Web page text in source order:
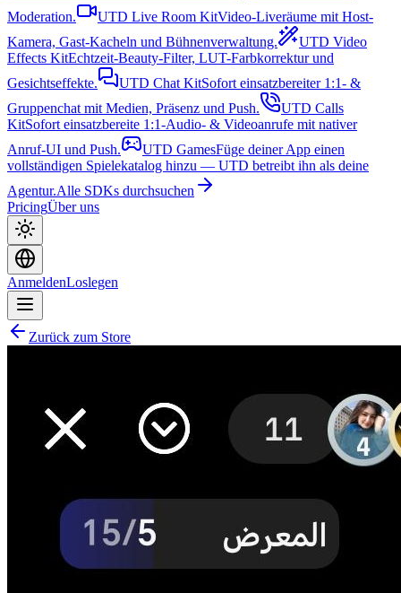
Moderation.
UTD Live Room KitVideo-Liveräume mit Host-
Kamera, Gast-Kacheln und Bühnenverwaltung.
UTD Video
Effects KitEchtzeit-Beauty-Filter, LUT-Farbkorrektur und
Gesichtseffekte.
UTD Chat KitSofort einsatzbereiter 1:1- &
Gruppenchat mit Medien, Präsenz und Push.
UTD Calls
KitSofort einsatzbereite 1:1-Audio- & Videoanrufe mit nativer
Anruf-UI und Push.
UTD GamesFüge deiner App einen
vollständigen Spielekatalog hinzu — UTD betreibt ihn als deine
Agentur.Alle SDKs durchsuchen
PricingÜber uns
AnmeldenLoslegen
Zurück zum Store